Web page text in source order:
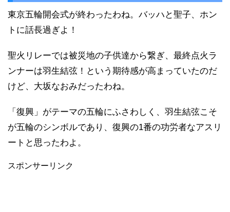
東京五輪開会式が終わったわね。バッハと聖子、ホン
トに話長過ぎよ！
聖火リレーでは被災地の子供達から繋ぎ、最終点火ラ
ンナーは羽生結弦！という期待感が高まっていたのだ
けど、大坂なおみだったわね。
「復興」がテーマの五輪にふさわしく、羽生結弦こそ
が五輪のシンボルであり、復興の1番の功労者なアスリ
ートと思ったわよ。
スポンサーリンク